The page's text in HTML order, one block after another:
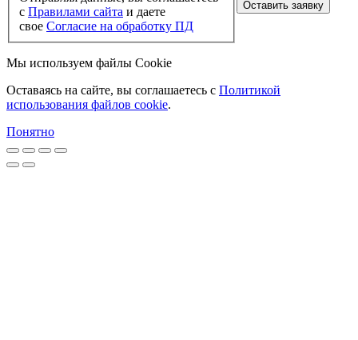
с Правилами сайта и даете
свое Согласие на обработку ПД
Оставить заявку
Мы используем файлы Cookie
Оставаясь на сайте, вы соглашаетесь c Политикой
использования файлов cookie.
Понятно